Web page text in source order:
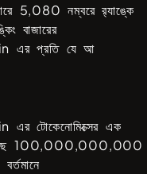
5,080 নম্বরে র‍্যাঙ্কে
বাজারের
এর প্রতি যে আ
এর টোকেনোমিক্সের এক
100,000,000,000